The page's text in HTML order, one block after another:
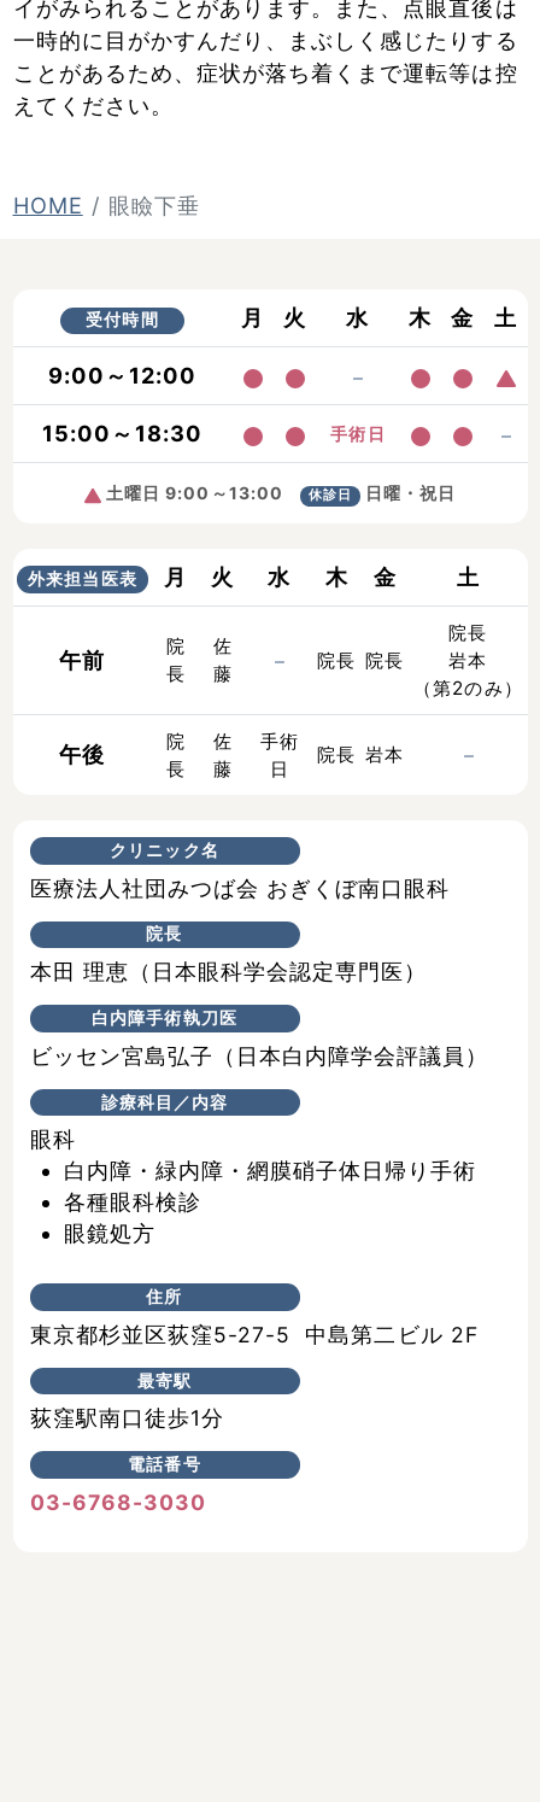
イがみられることがあります。また、点眼直後は
一時的に目がかすんだり、まぶしく感じたりする
ことがあるため、症状が落ち着くまで運転等は控
えてください。
HOME 眼瞼下垂
土曜日 9:00～13:00 休診日 日曜・祝日
受付時間 月 火 水 木 金 土
9:00～12:00
15:00～18:30 手術日
外来担当医表 月 火 水 木 金 土
午前
院
長
佐
藤
院長 院長
院長
岩本
（第2のみ）
午後
院
長
佐
藤
手術
日
院長 岩本
クリニック名
医療法人社団みつば会 おぎくぼ南口眼科
院長
本田 理恵（日本眼科学会認定専門医）
白内障手術執刀医
ビッセン宮島弘子（日本白内障学会評議員）
診療科目／内容
眼科
白内障・緑内障・網膜硝子体日帰り手術
各種眼科検診
眼鏡処方
住所
東京都杉並区荻窪5-27-5 中島第二ビル 2F
最寄駅
荻窪駅南口徒歩1分
電話番号
03-6768-3030